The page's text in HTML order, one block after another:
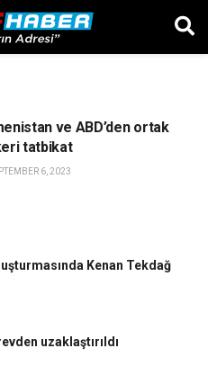
ve ABD’den ortak
tatbikat
6, 2023
Kenan Tekdağ
uzaklaştırıldı